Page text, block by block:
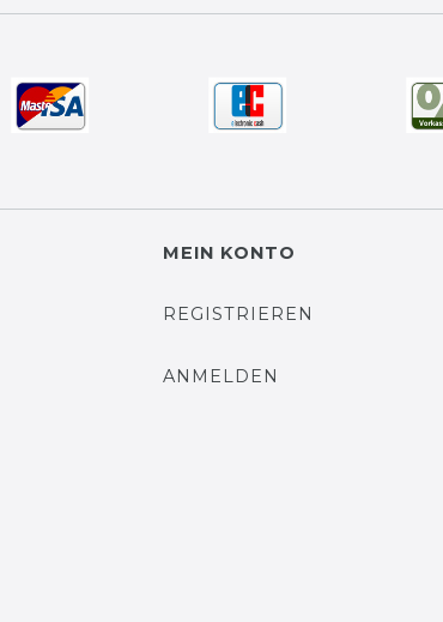
MEIN KONTO
REGISTRIEREN
ANMELDEN